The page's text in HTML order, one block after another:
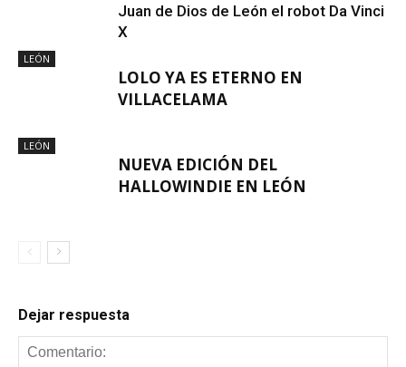
Juan de Dios de León el robot Da Vinci
X
LEÓN
LOLO YA ES ETERNO EN
VILLACELAMA
LEÓN
NUEVA EDICIÓN DEL
HALLOWINDIE EN LEÓN
Dejar respuesta